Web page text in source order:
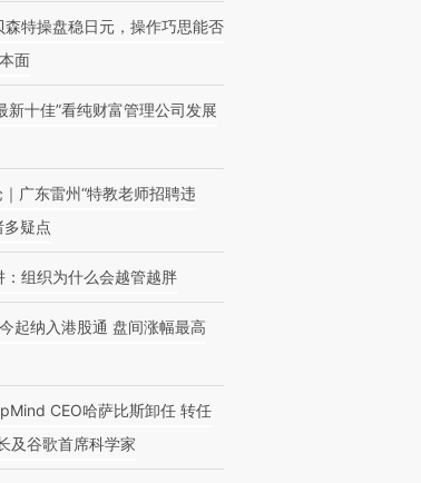
视线｜HYROX的吸金
术：是什么让中产们甘
森特操盘稳日元，操作巧思能否
面
新十佳”看纯财富管理公司发展
广东雷州“特教老师招聘违
多疑点
：组织为什么会越管越胖
起纳入港股通 盘间涨幅最高
CEO哈萨比斯卸任 转任
及谷歌首席科学家